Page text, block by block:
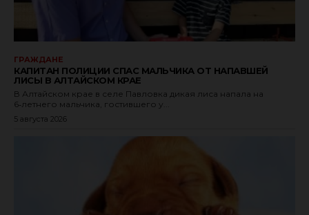
ГРАЖДАНЕ
КАПИТАН ПОЛИЦИИ СПАС МАЛЬЧИКА ОТ НАПАВШЕЙ
ЛИСЫ В АЛТАЙСКОМ КРАЕ
В Алтайском крае в селе Павловка дикая лиса напала на
6‑летнего мальчика, гостившего у...
5 августа 2026